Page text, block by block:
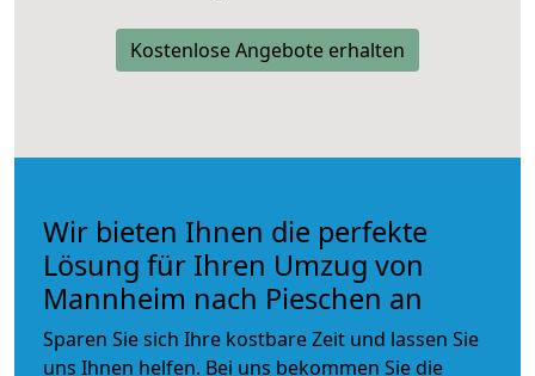
Kostenlose Angebote erhalten
Wir bieten Ihnen die perfekte
Lösung für Ihren Umzug von
Mannheim nach Pieschen an
Sparen Sie sich Ihre kostbare Zeit und lassen Sie
uns Ihnen helfen. Bei uns bekommen Sie die